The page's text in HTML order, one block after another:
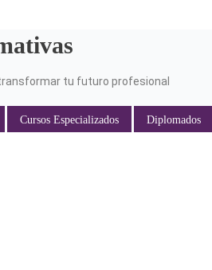
tu futuro profesional
Cursos Especializados Diplomados